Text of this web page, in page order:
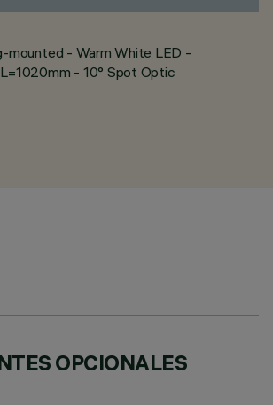
mounted - Warm White LED -
- 10° Spot Optic
OPCIONALES